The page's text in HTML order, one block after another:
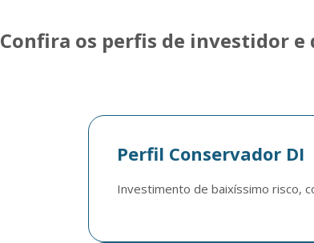
Confira os perfis de investidor e
Perfil Conservador DI
Investimento de baixíssimo risco,